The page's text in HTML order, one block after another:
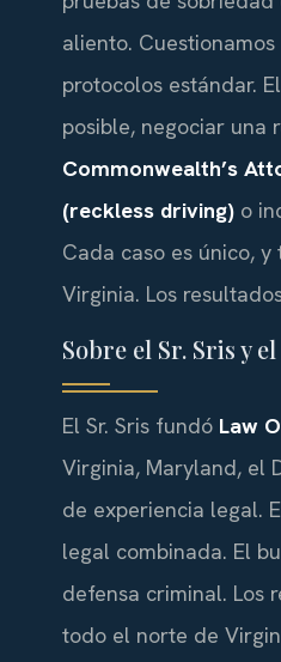
aliento.
protocolos estándar.
posible, negociar una
Commonwealth’s
(reckless driving) o
Cada caso es único,
Virginia. Los
Sobre el Sr. Sris y
El Sr. Sris fundó Law
Virginia, Maryland, el
de experiencia legal.
legal combinada. El
defensa criminal. Los
todo el norte de